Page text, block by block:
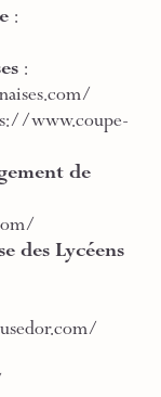
:
:
www.coupe-
de
des Lycéens